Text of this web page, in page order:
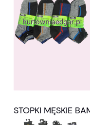
STOPKI MĘSKIE